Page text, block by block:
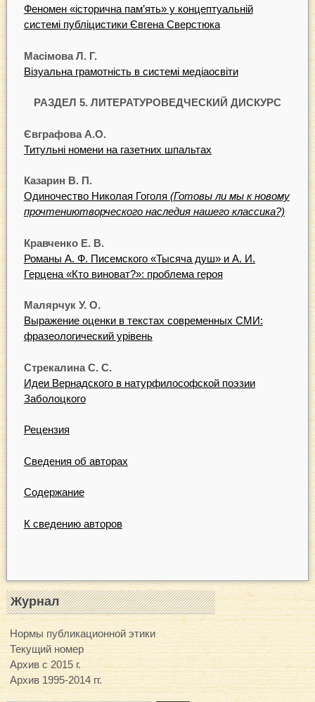
Феномен «історична пам’ять» у концептуальній
системі публіцистики Євгена Сверстюка
Масімова Л. Г.
Візуальна грамотність в системі медіаосвіти
РАЗДЕЛ 5. ЛИТЕРАТУРОВЕДЧЕСКИЙ ДИСКУРС
Євграфова А.О.
Титульні номени на газетних шпальтах
Казарин В. П.
Одиночество Николая Гоголя (Готовы ли мы к новому
прочтениютворческого наследия нашего классика?)
Кравченко Е. В.
Романы А. Ф. Писемского «Тысяча душ» и А. И.
Герцена «Кто виноват?»: проблема героя
Малярчук У. О.
Выражение оценки в текстах современных СМИ:
фразеологический урівень
Стрекалина С. С.
Идеи Вернадского в натурфилософской поэзии
Заболоцкого
Рецензия
Сведения об авторах
Содержание
К сведению авторов
Журнал
Нормы публикационной этики
Текущий номер
Архив с 2015 г.
Архив 1995-2014 гг.